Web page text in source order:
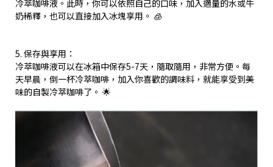
冷萃咖啡液。此時，你可以依照自己的口味，加入適量的水或牛
奶稀釋，也可以直接加入冰塊享用。 🧊
5. 保存與享用：
冷萃咖啡液可以在冰箱中保存5-7天，隨取隨用，非常方便。每
天早晨，倒一杯冷萃咖啡，加入你喜歡的調味料，就能享受到美
味的自製冷萃咖啡了。 🌟